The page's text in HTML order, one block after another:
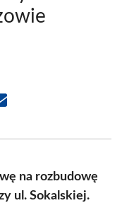
na rozbudowę
ul. Sokalskiej.